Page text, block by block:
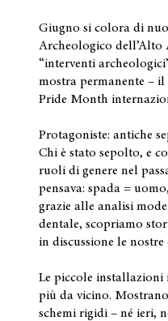
Giugno si colora di
Archeologico dell’Alto
“interventi
mostra permanente –
Pride Month
Protagoniste: antiche
Chi è stato sepolto, e
ruoli di genere nel
pensava: spada =
grazie alle analisi
dentale, scopriamo
in discussione le nostre
Le piccole installazioni
più da vicino.
schemi rigidi – né ieri,